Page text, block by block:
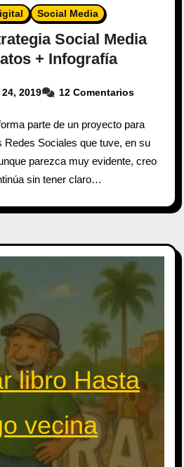
Social Media
Social Media
+ Infografía
2019 12 Comentarios
parte de un proyecto para
Redes Sociales que tuve, en su
parezca muy evidente, creo
sin tener claro…
libro Hasta
vecina